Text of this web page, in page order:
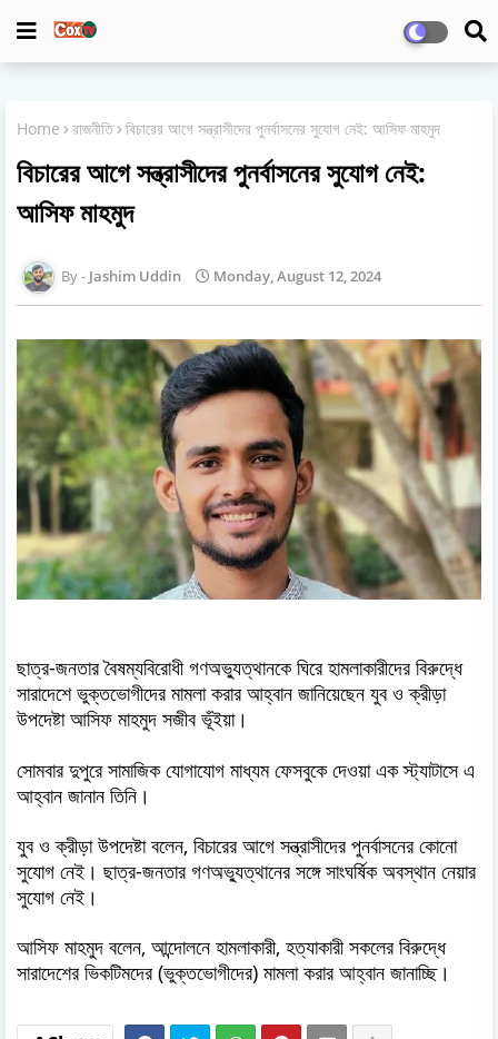
Home রাজনীতি বিচারের আগে সন্ত্রাসীদের পুনর্বাসনের সুযোগ নেই: আসিফ মাহমুদ
বিচারের আগে সন্ত্রাসীদের পুনর্বাসনের সুযোগ নেই:
আসিফ মাহমুদ
Jashim Uddin Monday, August 12, 2024
ছাত্র-জনতার বৈষম্যবিরোধী গণঅভ্যুত্থানকে ঘিরে হামলাকারীদের বিরুদ্ধে
সারাদেশে ভুক্তভোগীদের মামলা করার আহ্বান জানিয়েছেন যুব ও ক্রীড়া
উপদেষ্টা আসিফ মাহমুদ সজীব ভূঁইয়া।
সোমবার দুপুরে সামাজিক যোগাযোগ মাধ্যম ফেসবুকে দেওয়া এক স্ট্যাটাসে এ
আহ্বান জানান তিনি।
যুব ও ক্রীড়া উপদেষ্টা বলেন, বিচারের আগে সন্ত্রাসীদের পুনর্বাসনের কোনো
সুযোগ নেই। ছাত্র-জনতার গণঅভ্যুত্থানের সঙ্গে সাংঘর্ষিক অবস্থান নেয়ার
সুযোগ নেই।
আসিফ মাহমুদ বলেন, আন্দোলনে হামলাকারী, হত্যাকারী সকলের বিরুদ্ধে
সারাদেশের ভিকটিমদের (ভুক্তভোগীদের) মামলা করার আহ্বান জানাচ্ছি।